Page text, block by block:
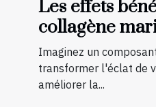
Les effets
collagène
une
découvrir
Imaginez un
transformer l'éclat de
améliorer la...